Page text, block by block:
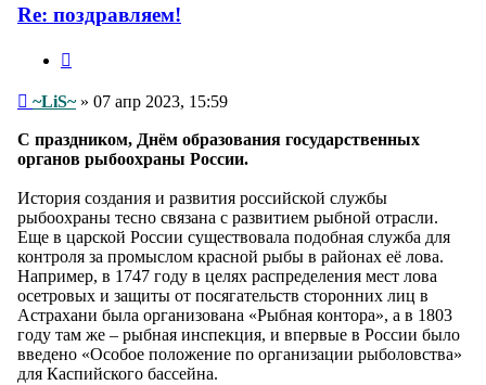
Re: поздравляем!
Сообщение
~LiS~» 07 апр 2023, 15:59
С праздником, Днём образования государственных
органов рыбоохраны России.
История создания и развития российской службы
рыбоохраны тесно связана с развитием рыбной отрасли.
Еще в царской России существовала подобная служба для
контроля за промыслом красной рыбы в районах её лова.
Например, в 1747 году в целях распределения мест лова
осетровых и защиты от посягательств сторонних лиц в
Астрахани была организована «Рыбная контора», а в 1803
году там же – рыбная инспекция, и впервые в России было
введено «Особое положение по организации рыболовства»
для Каспийского бассейна.